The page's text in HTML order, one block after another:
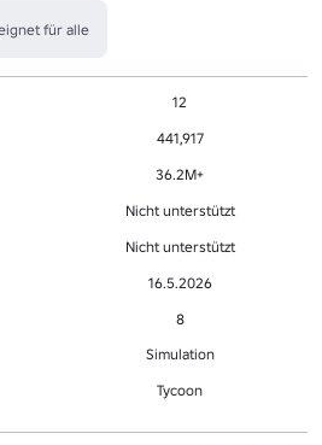
für alle
12
441,917
36.2M+
Nicht unterstützt
Nicht unterstützt
16.5.2026
8
Simulation
Tycoon